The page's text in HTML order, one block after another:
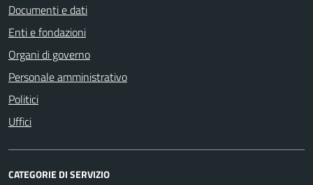
Documenti e dati
Enti e fondazioni
Organi di governo
Personale amministrativo
Politici
Uffici
CATEGORIE DI SERVIZIO